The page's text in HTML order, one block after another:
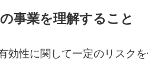
事業を理解すること
性に関して一定のリスクを